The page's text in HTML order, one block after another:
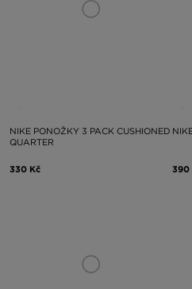
NIKE PONOŽKY 3 PACK CUSHIONED
QUARTER
330 Kč 390